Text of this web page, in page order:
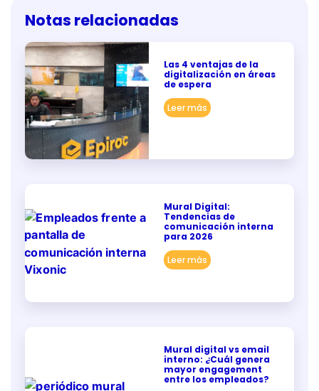
Notas relacionadas
Las 4 ventajas de la
digitalización en áreas
de espera
Leer más
Mural Digital:
Tendencias de
comunicación interna
para 2026
Leer más
Mural digital vs email
interno: ¿Cuál genera
mayor engagement
entre los empleados?